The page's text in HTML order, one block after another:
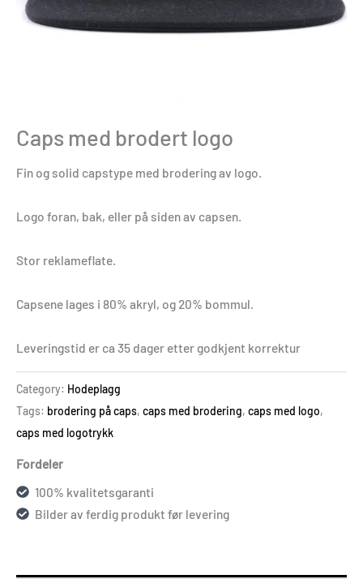
Caps med brodert logo
Fin og solid capstype med brodering av logo.
Logo foran, bak, eller på siden av capsen.
Stor reklameflate.
Capsene lages i 80% akryl, og 20% bommul.
Leveringstid er ca 35 dager etter godkjent korrektur
Category: Hodeplagg
Tags: brodering på caps, caps med brodering, caps med logo,
caps med logotrykk
Fordeler
100% kvalitetsgaranti
Bilder av ferdig produkt før levering